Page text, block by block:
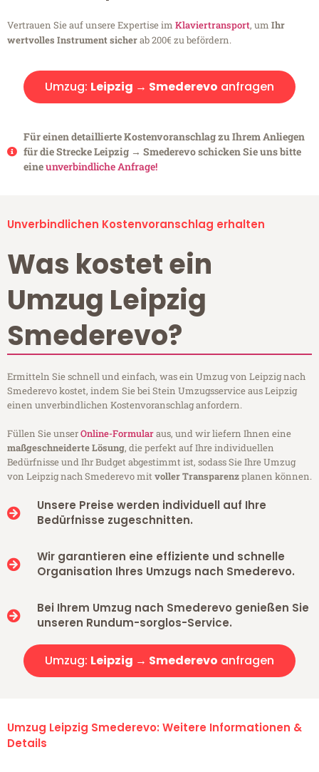
Vertrauen Sie auf unsere Expertise im Klaviertransport, um Ihr
wertvolles Instrument sicherab 200€ zu befördern.
Umzug: Leipzig → Smederevo anfragen
Für einen detaillierte Kostenvoranschlag zu Ihrem Anliegen
für die Strecke Leipzig → Smederevo schicken Sie uns bitte
eineunverbindliche Anfrage!
Unverbindlichen Kostenvoranschlag erhalten
Was kostet ein
Umzug Leipzig
Smederevo?
Ermitteln Sie schnell und einfach, was ein Umzug von Leipzig nach
Smederevo kostet, indem Sie bei Stein Umzugsservice aus Leipzig
einen unverbindlichen Kostenvoranschlag anfordern.
Füllen Sie unserOnline-Formularaus, und wir liefern Ihnen eine
maßgeschneiderte Lösung, die perfekt auf Ihre individuellen
Bedürfnisse und Ihr Budget abgestimmt ist, sodass Sie Ihre Umzug
von Leipzig nach Smederevo mitvoller Transparenzplanen können.
Unsere Preise werden individuell auf Ihre
Bedürfnisse zugeschnitten.
Wir garantieren eine effiziente und schnelle
Organisation Ihres Umzugs nach Smederevo.
Bei Ihrem Umzug nach Smederevo genießen Sie
unseren Rundum-sorglos-Service.
Umzug: Leipzig → Smederevo anfragen
Umzug Leipzig Smederevo: Weitere Informationen &
Details